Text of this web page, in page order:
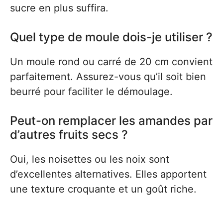
sucre en plus suffira.
Quel type de moule dois-je utiliser ?
Un moule rond ou carré de 20 cm convient
parfaitement. Assurez-vous qu’il soit bien
beurré pour faciliter le démoulage.
Peut-on remplacer les amandes par
d’autres fruits secs ?
Oui, les noisettes ou les noix sont
d’excellentes alternatives. Elles apportent
une texture croquante et un goût riche.